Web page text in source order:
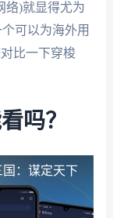
络)就显得尤为
可以为海外用
比一下穿梭
吗？
国：谋定天下